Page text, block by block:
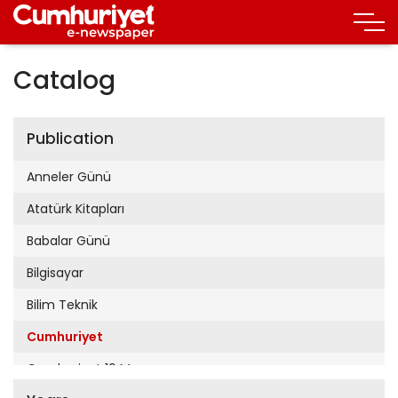
Catalog
Publication
Anneler Günü
Atatürk Kitapları
Babalar Günü
Bilgisayar
Bilim Teknik
Cumhuriyet
Cumhuriyet 19 Mayıs